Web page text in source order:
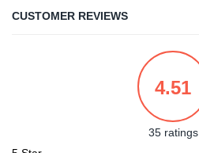
CUSTOMER REVIEWS
4.51
35 ratings